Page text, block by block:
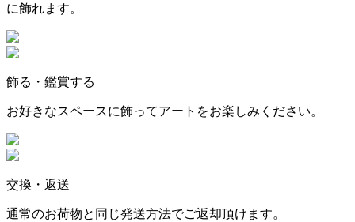
に飾れます。
飾る・鑑賞する
お好きなスペースに飾ってアートをお楽しみください。
交換・返送
通常のお荷物と同じ発送方法でご返却頂けます。